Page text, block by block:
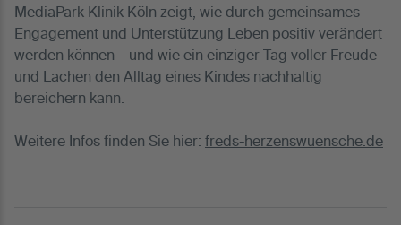
MediaPark Klinik Köln zeigt, wie durch gemeinsames
Engagement und Unterstützung Leben positiv verändert
werden können – und wie ein einziger Tag voller Freude
und Lachen den Alltag eines Kindes nachhaltig
bereichern kann.
Weitere Infos finden Sie hier: freds-herzenswuensche.de